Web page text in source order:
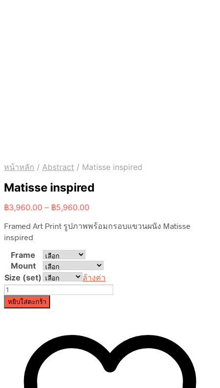
หน้าหลัก / Abstract / Matisse inspired
Matisse inspired
฿3,960.00 – ฿5,960.00
฿3,960.00
Framed Art Print รูปภาพพร้อมกรอบแขวนผนัง Matisse
inspired
Frame
Mount
Size (set)
ล้างค่า
จำนวน
Matisse
inspired
หยิบใส่ตะกร้า